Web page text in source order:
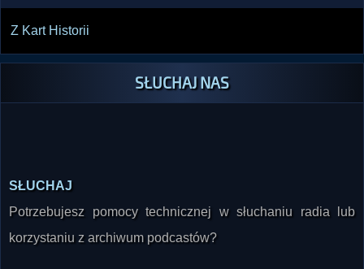
Z Kart Historii
SŁUCHAJ NAS
SŁUCHAJ
Potrzebujesz pomocy technicznej w słuchaniu radia lub
korzystaniu z archiwum podcastów?